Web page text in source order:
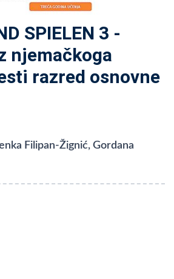
SPIELEN 3 -
njemačkoga
razred osnovne
Filipan-Žignić, Gordana